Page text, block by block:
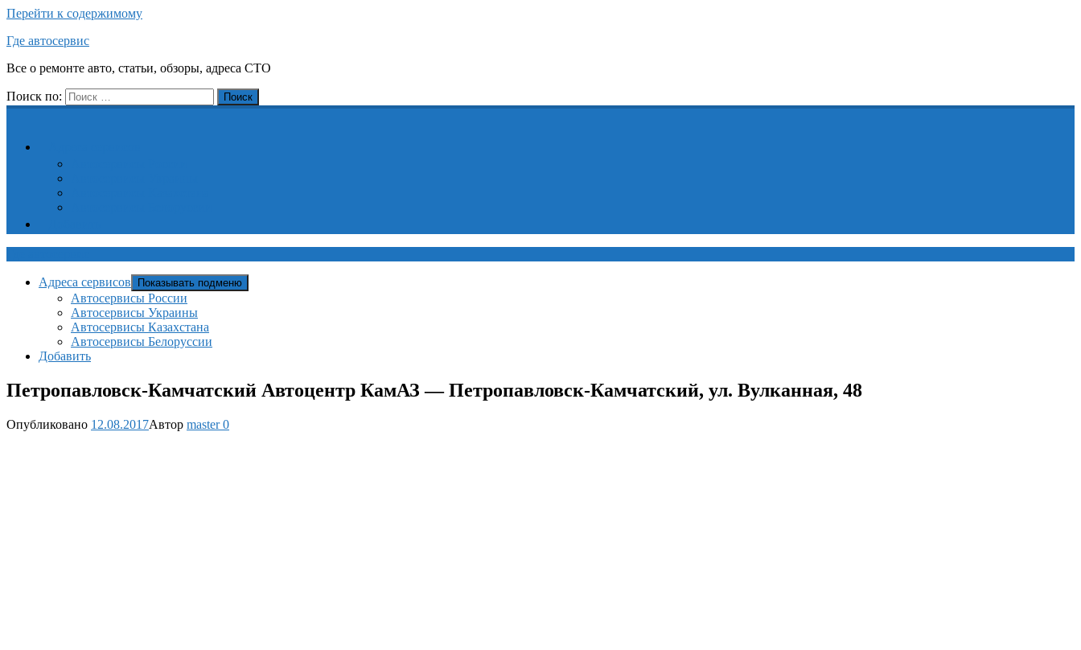
Перейти к содержимому
Где автосервис
Все о ремонте авто, статьи, обзоры, адреса СТО
Поиск по: Поиск
Адреса сервисов Показывать подменю
Автосервисы России
Автосервисы Украины
Автосервисы Казахстана
Автосервисы Белоруссии
Добавить
Петропавловск-Камчатский Автоцентр КамАЗ — Петропавловск-Камчатский, ул. Вулканная, 48
Опубликовано 12.08.2017Автор master0